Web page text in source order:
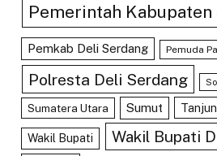
Pemerintah
Pemkab Deli Serdang Pemuda
Polresta Deli Serdang
Sumatera Utara Sumut
Wakil Bupati Wakil Bupati